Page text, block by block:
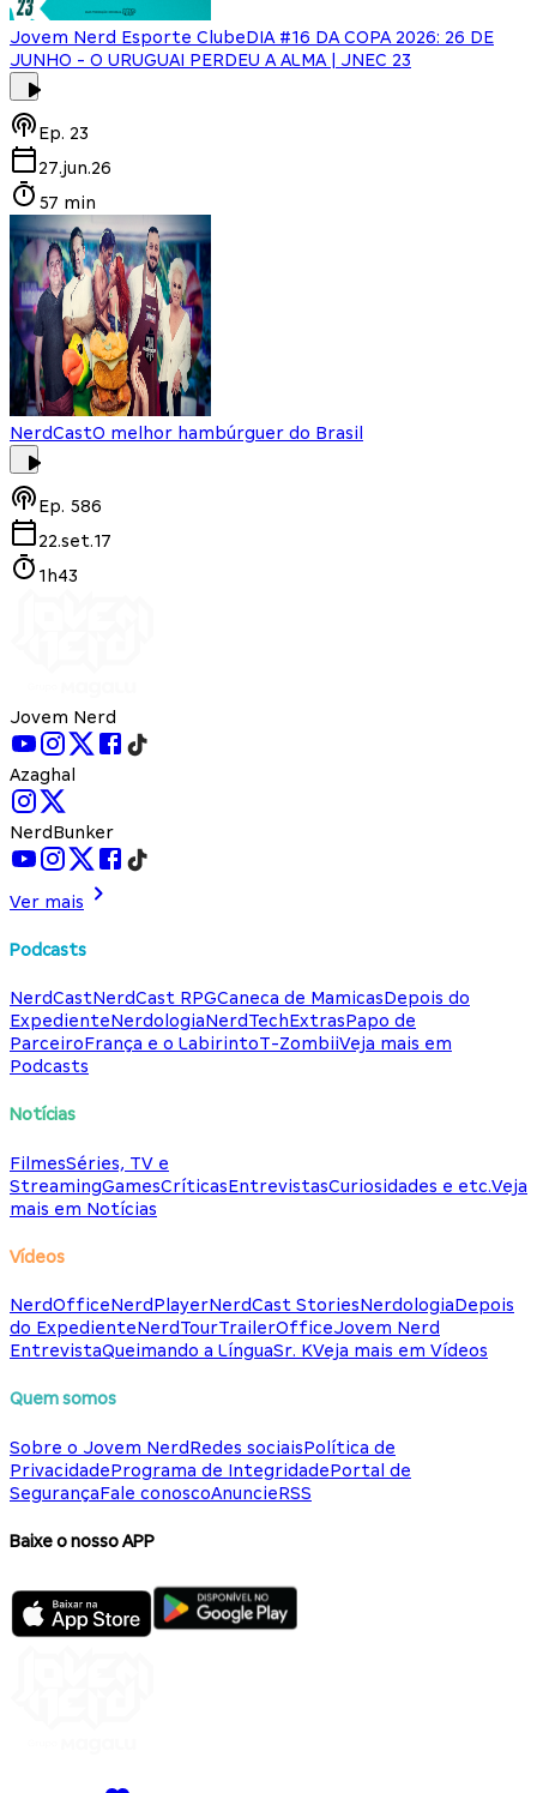
Jovem Nerd Esporte ClubeDIA #16 DA COPA 2026: 26 DE
JUNHO - O URUGUAI PERDEU A ALMA | JNEC 23
Ep. 23
27.jun.26
57 min
NerdCastO melhor hambúrguer do Brasil
Ep. 586
22.set.17
1h43
Jovem Nerd
Azaghal
NerdBunker
Ver mais
Podcasts
NerdCastNerdCast RPGCaneca de MamicasDepois do
ExpedienteNerdologiaNerdTechExtrasPapo de
ParceiroFrança e o LabirintoT-ZombiiVeja mais em
Podcasts
Notícias
FilmesSéries, TV e
StreamingGamesCríticasEntrevistasCuriosidades e etc.Veja
mais em Notícias
Vídeos
NerdOfficeNerdPlayerNerdCast StoriesNerdologiaDepois
do ExpedienteNerdTourTrailerOfficeJovem Nerd
EntrevistaQueimando a LínguaSr. KVeja mais em Vídeos
Quem somos
Sobre o Jovem NerdRedes sociaisPolítica de
PrivacidadePrograma de IntegridadePortal de
SegurançaFale conoscoAnuncieRSS
Baixe o nosso APP